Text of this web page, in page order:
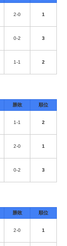
2-0 1
0-2 3
1-1 2
勝敗 順位
1-1 2
2-0 1
0-2 3
勝敗 順位
2-0 1